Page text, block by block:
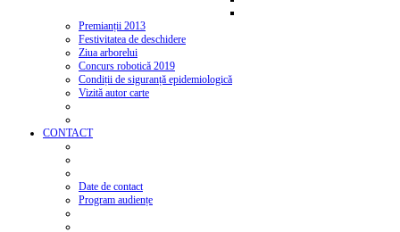
Premianții 2013
Festivitatea de deschidere
Ziua arborelui
Concurs robotică 2019
Condiții de siguranță epidemiologică
Vizită autor carte
CONTACT
Date de contact
Program audiențe